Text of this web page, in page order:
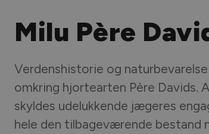
Milu Père
Verdenshistorie og
omkring hjortearten Père Davids.
skyldes udelukkende jægeres
hele den tilbageværende bestand